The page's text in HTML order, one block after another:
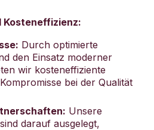
Kosteneffizienz:
Durch optimierte
den Einsatz moderner
wir kosteneffiziente
bei der Qualität
Unsere
darauf ausgelegt,